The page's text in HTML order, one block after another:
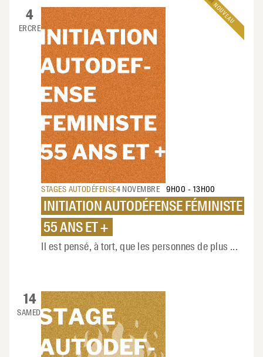
4
MERCREDI
STAGES AUTODÉFENSE4 NOVEMBRE 9H00 - 13H00
INITIATION AUTODÉFENSE FÉMINISTE
55 ANS ET +
Il est pensé, à tort, que les personnes de plus ...
NOUVEAU
14
SAMEDI